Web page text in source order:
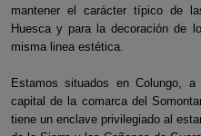
mantener el carácter típico de
Huesca y para la decoración de
misma linea estética.
Estamos situados en Colungo,
capital de la comarca del
tiene un enclave privilegiado al